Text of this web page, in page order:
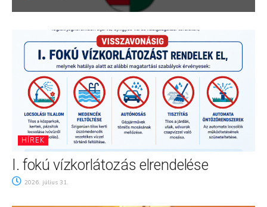
HÍREK
I. fokú vízkorlátozás elrendelése
2026. július 31.